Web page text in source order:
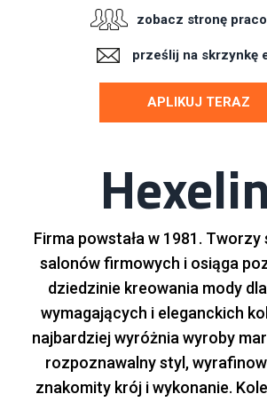
zobacz stronę
prześlij na skrzynkę
APLIKUJ TERAZ
Firma powstała w 1981. Tworzy
salonów firmowych i osiąga
dziedzinie kreowania mody
wymagających i eleganckich
najbardziej wyróżnia wyroby
rozpoznawalny styl,
znakomity krój i wykonanie.